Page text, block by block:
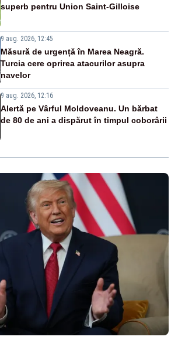
superb pentru Union Saint-Gilloise
9 aug. 2026, 12:45
Măsură de urgență în Marea Neagră.
Turcia cere oprirea atacurilor asupra
navelor
9 aug. 2026, 12:16
Alertă pe Vârful Moldoveanu. Un bărbat
de 80 de ani a dispărut în timpul coborârii